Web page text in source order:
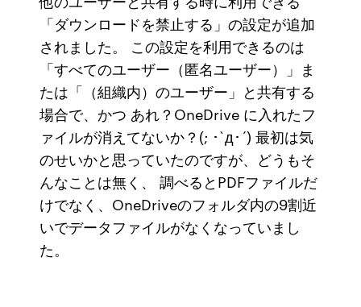
「ダウンロードを禁止する」の設定が追加
されました。 この設定を利用できるのは
「すべてのユーザー（匿名ユーザー）」ま
たは「（組織内）のユーザー」と共有する
場合で、かつ あれ？OneDrive に入れたフ
ァイルが消えてないか？(; ･`д･´) 最初は気
のせいかと思っていたのですが、どうもそ
んなことは無く、 調べるとPDFファイルだ
けでなく、OneDriveのフォルダ内の9割近
いでデータファイルがなくなっていまし
た。